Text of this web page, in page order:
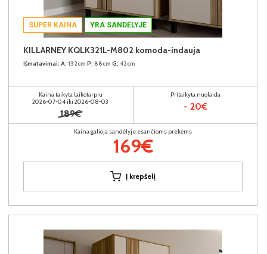
SUPER KAINA YRA SANDĖLYJE
KILLARNEY KQLK321L-M802 komoda-indauja
Išmatavimai: A: 132cm P: 88cm G: 42cm
Kaina taikyta laikotarpiu
2026-07-04 iki 2026-08-03
189€
Pritaikyta nuolaida
- 20€
Kaina galioja sandėlyje esančioms prekėms
169€
Į krepšelį